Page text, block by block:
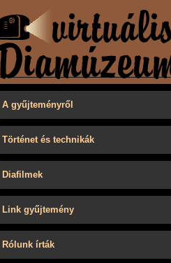
A gyűjteményről
Történet és technikák
Diafilmek
Link gyűjtemény
Rólunk írták